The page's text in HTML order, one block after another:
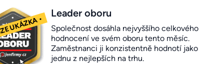
Leader oboru
Společnost dosáhla nejvyššího celkového
hodnocení ve svém oboru tento měsíc.
Zaměstnanci ji konzistentně hodnotí jako
jednu z nejlepších na trhu.